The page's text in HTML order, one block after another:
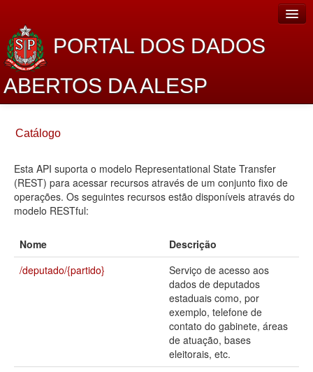
PORTAL DOS DADOS
ABERTOS DA ALESP
Sobre o projeto
Dados Abertos Alesp
Lei de Acesso à Informação
Planejamento
Catálogo de dados
Catálogo
Esta API suporta o modelo Representational State Transfer
(REST) para acessar recursos através de um conjunto fixo de
operações. Os seguintes recursos estão disponíveis através do
modelo RESTful:
Nome
Descrição
/deputado/{partido}
Serviço de acesso aos
dados de deputados
estaduais como, por
exemplo, telefone de
contato do gabinete, áreas
de atuação, bases
eleitorais, etc.